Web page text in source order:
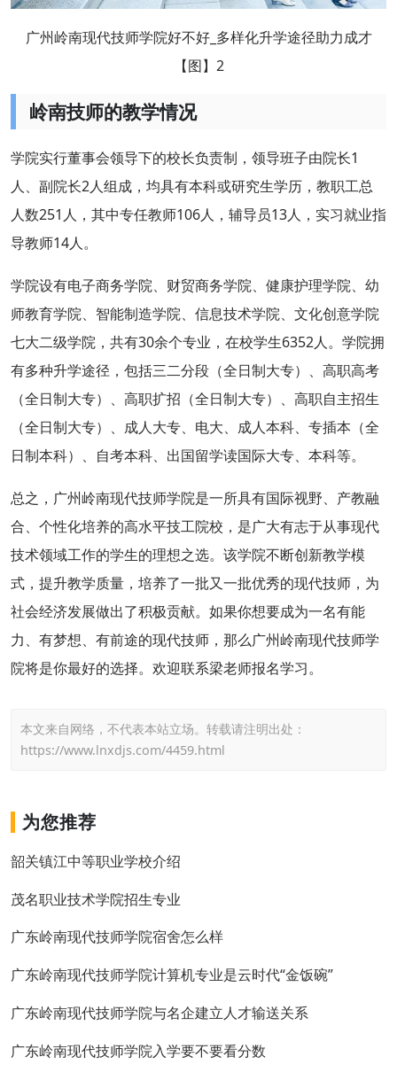
广州岭南现代技师学院好不好_多样化升学途径助力成才
【图】2
岭南技师的教学情况
学院实行董事会领导下的校长负责制，领导班子由院长1
人、副院长2人组成，均具有本科或研究生学历，教职工总
人数251人，其中专任教师106人，辅导员13人，实习就业指
导教师14人。
学院设有电子商务学院、财贸商务学院、健康护理学院、幼
师教育学院、智能制造学院、信息技术学院、文化创意学院
七大二级学院，共有30余个专业，在校学生6352人。学院拥
有多种升学途径，包括三二分段（全日制大专）、高职高考
（全日制大专）、高职扩招（全日制大专）、高职自主招生
（全日制大专）、成人大专、电大、成人本科、专插本（全
日制本科）、自考本科、出国留学读国际大专、本科等。
总之，广州岭南现代技师学院是一所具有国际视野、产教融
合、个性化培养的高水平技工院校，是广大有志于从事现代
技术领域工作的学生的理想之选。该学院不断创新教学模
式，提升教学质量，培养了一批又一批优秀的现代技师，为
社会经济发展做出了积极贡献。如果你想要成为一名有能
力、有梦想、有前途的现代技师，那么广州岭南现代技师学
院将是你最好的选择。欢迎联系梁老师报名学习。
本文来自网络，不代表本站立场。转载请注明出处：
https://www.lnxdjs.com/4459.html
为您推荐
韶关镇江中等职业学校介绍
茂名职业技术学院招生专业
广东岭南现代技师学院宿舍怎么样
广东岭南现代技师学院计算机专业是云时代“金饭碗”
广东岭南现代技师学院与名企建立人才输送关系
广东岭南现代技师学院入学要不要看分数